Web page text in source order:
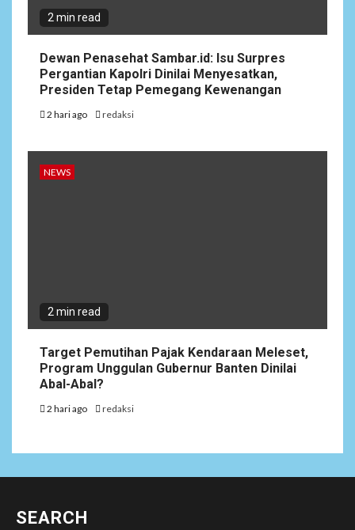
2 min read
Dewan Penasehat Sambar.id: Isu Surpres
Pergantian Kapolri Dinilai Menyesatkan,
Presiden Tetap Pemegang Kewenangan
2 hari ago redaksi
NEWS
2 min read
Target Pemutihan Pajak Kendaraan Meleset,
Program Unggulan Gubernur Banten Dinilai
Abal-Abal?
2 hari ago redaksi
SEARCH